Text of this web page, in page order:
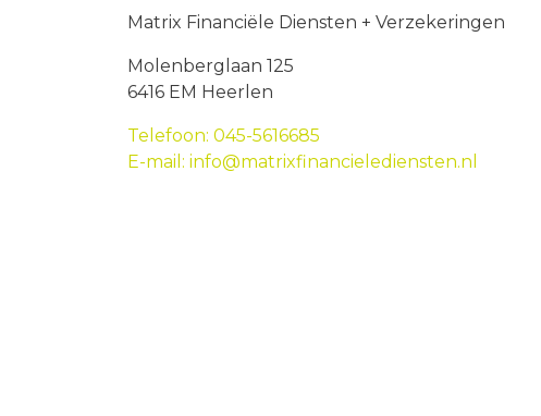
Matrix Financiële Diensten + Verzekeringen
Molenberglaan 125
6416 EM Heerlen
Telefoon: 045-5616685
E-mail: info@matrixfinancielediensten.nl